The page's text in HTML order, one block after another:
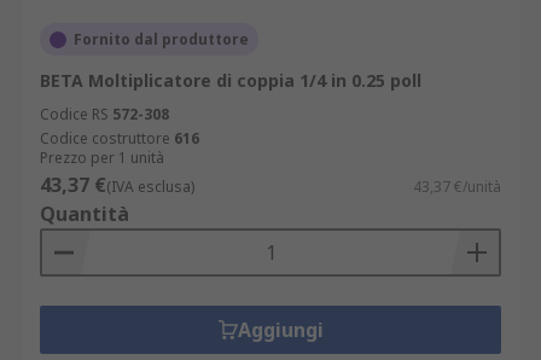
Fornito dal produttore
BETA Moltiplicatore di coppia 1/4 in 0.25 poll
Codice RS 572-308
Codice costruttore 616
Prezzo per 1 unità
43,37 €(IVA esclusa) 43,37 €/unità
Quantità
Aggiungi